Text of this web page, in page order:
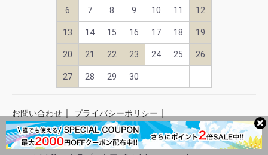
6 7 8 9 10 11 12
13 14 15 16 17 18 19
20 21 22 23 24 25 26
27 28 29 30
お問い合わせ｜プライバシーポリシー｜
当サイトについて｜特定商取引法に基づく表記｜ 著作権につい
て